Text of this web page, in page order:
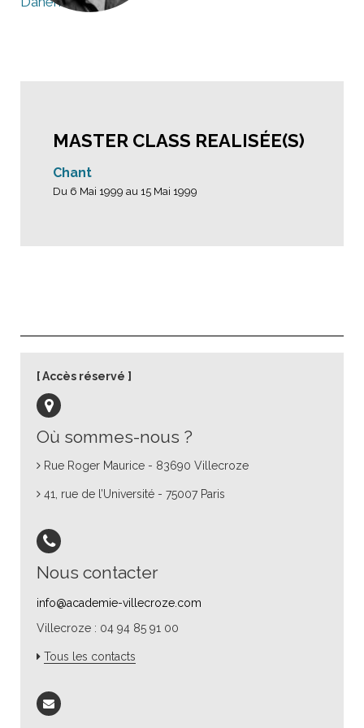
MASTER CLASS REALISÉE(S)
Chant
Du 6 Mai 1999 au 15 Mai 1999
Où sommes-nous ?
Rue Roger Maurice - 83690 Villecroze
41, rue de l’Université - 75007 Paris
Nous contacter
info@academie-villecroze.com
Villecroze : 04 94 85 91 00
Tous les contacts
Accès réservé